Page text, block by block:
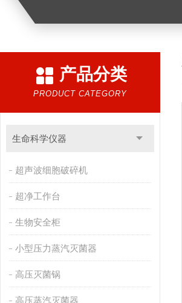
产品分类
PRODUCT CATEGORY
生命科学仪器
超声波细胞破碎机
超净工作台
生物安全柜
小型压力蒸汽灭菌器
高压灭菌锅
高压蒸汽灭菌器